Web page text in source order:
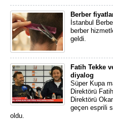
Berber
İstanbul
berber
geldi.
Fatih Tekke
diyalog
Süper Kupa
Direktörü
Direktörü
geçen esprili
oldu.